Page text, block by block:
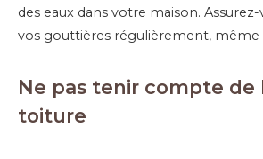
des eaux dans votre maison.
vos gouttières régulièrement, même
Ne pas tenir compte de
toiture